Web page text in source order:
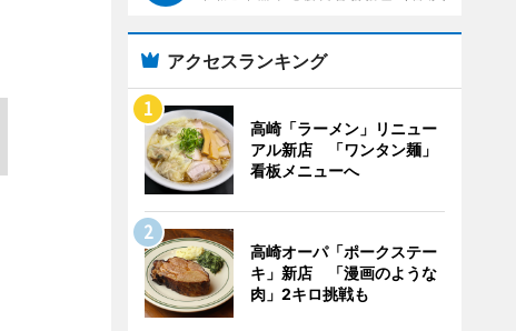
アクセスランキング
高崎「ラーメン」リニュー
アル新店 「ワンタン麺」
看板メニューへ
高崎オーパ「ポークステー
キ」新店 「漫画のような
肉」2キロ挑戦も